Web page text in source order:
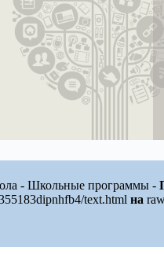
- Школьные программы -
text.html на